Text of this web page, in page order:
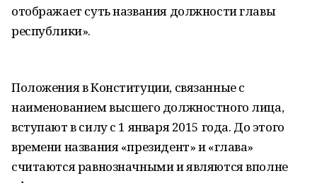
отображает суть названия должности главы
республики».
Положения в Конституции, связанные с
наименованием высшего должностного лица,
вступают в силу с 1 января 2015 года. До этого
времени названия «президент» и «глава»
считаются равнозначными и являются вполне